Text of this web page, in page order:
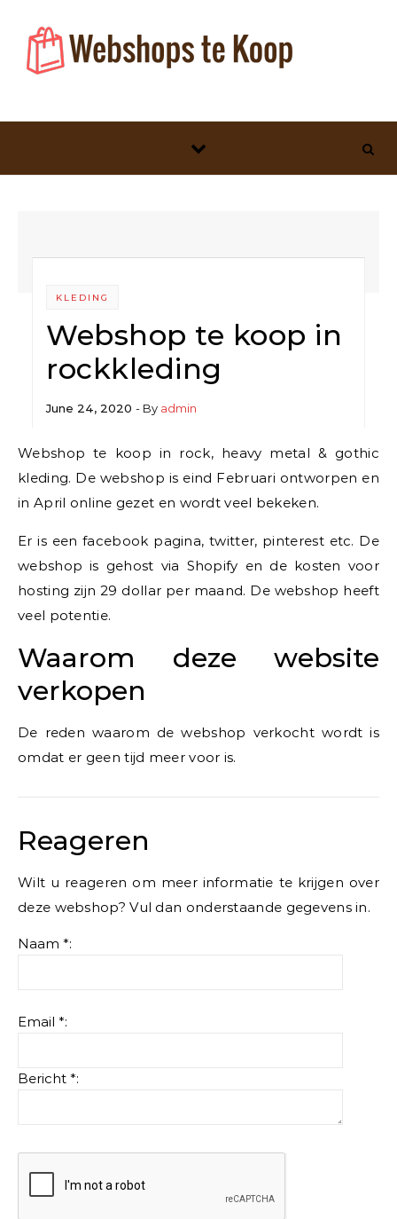
KLEDING
Webshop te koop in
rockkleding
June 24, 2020 - By admin
Webshop te koop in rock, heavy metal & gothic
kleding. De webshop is eind Februari ontworpen en
in April online gezet en wordt veel bekeken.
Er is een facebook pagina, twitter, pinterest etc. De
webshop is gehost via Shopify en de kosten voor
hosting zijn 29 dollar per maand. De webshop heeft
veel potentie.
Waarom deze website
verkopen
De reden waarom de webshop verkocht wordt is
omdat er geen tijd meer voor is.
Reageren
Wilt u reageren om meer informatie te krijgen over
deze webshop? Vul dan onderstaande gegevens in.
Naam *:
Email *:
Bericht *: